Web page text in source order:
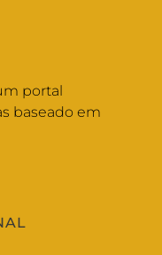
portal
baseado em